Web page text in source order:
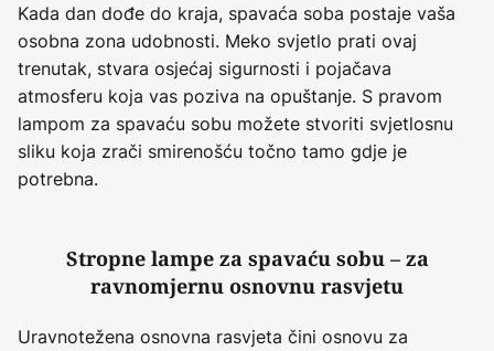
Kada dan dođe do kraja, spavaća soba postaje vaša
osobna zona udobnosti. Meko svjetlo prati ovaj
trenutak, stvara osjećaj sigurnosti i pojačava
atmosferu koja vas poziva na opuštanje. S pravom
lampom za spavaću sobu možete stvoriti svjetlosnu
sliku koja zrači smirenošću točno tamo gdje je
potrebna.
Stropne lampe za spavaću sobu – za
ravnomjernu osnovnu rasvjetu
Uravnotežena osnovna rasvjeta čini osnovu za